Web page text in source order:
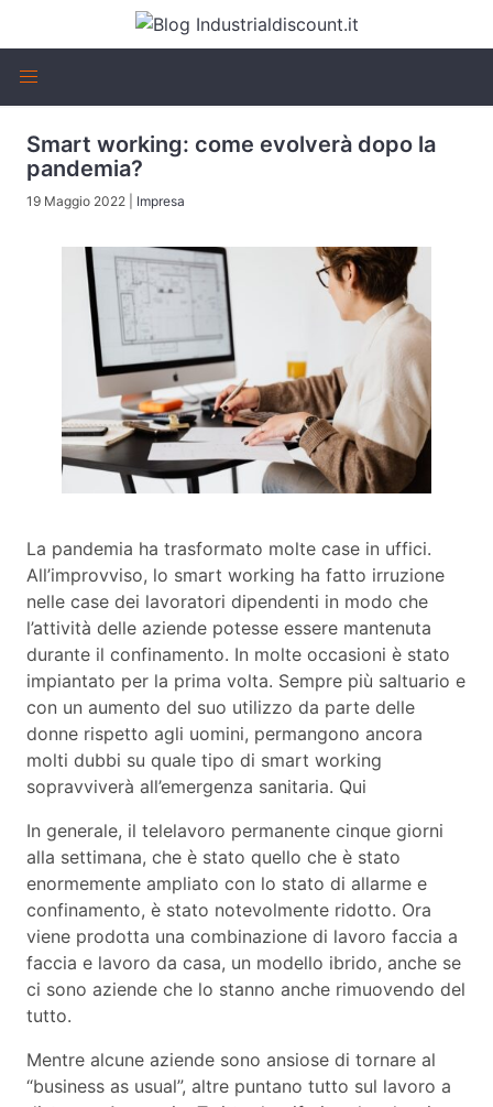
Smart working: come evolverà dopo la
pandemia?
19 Maggio 2022 Impresa
La pandemia ha trasformato molte case in uffici.
All’improvviso, lo smart working ha fatto irruzione
nelle case dei lavoratori dipendenti in modo che
l’attività delle aziende potesse essere mantenuta
durante il confinamento. In molte occasioni è stato
impiantato per la prima volta. Sempre più saltuario e
con un aumento del suo utilizzo da parte delle
donne rispetto agli uomini, permangono ancora
molti dubbi su quale tipo di smart working
sopravviverà all’emergenza sanitaria. Qui
In generale, il telelavoro permanente cinque giorni
alla settimana, che è stato quello che è stato
enormemente ampliato con lo stato di allarme e
confinamento, è stato notevolmente ridotto. Ora
viene prodotta una combinazione di lavoro faccia a
faccia e lavoro da casa, un modello ibrido, anche se
ci sono aziende che lo stanno anche rimuovendo del
tutto.
Mentre alcune aziende sono ansiose di tornare al
“business as usual”, altre puntano tutto sul lavoro a